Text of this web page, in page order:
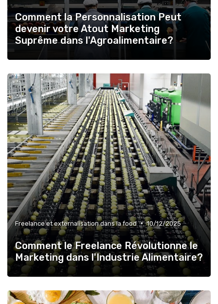
Comment la Personnalisation Peut
devenir votre Atout Marketing
Suprême dans l'Agroalimentaire?
Freelance et externalisation dans la food • 10/12/2025
Comment le Freelance Révolutionne le
Marketing dans l'Industrie Alimentaire?